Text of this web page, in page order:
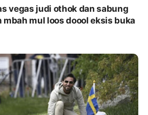
vegas judi othok dan sabung
mbah mul loos doool eksis buka